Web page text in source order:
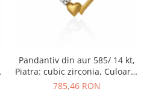
Pandantiv din aur 585/ 14 kt,
Piatra: cubic zirconia, Culoare:
transparenta
785,46 RON